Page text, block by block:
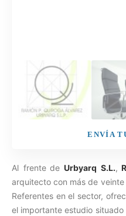
ENVÍA
Al frente de Urbyarq S.L.,
arquitecto con más de
Referentes en el sector,
el importante estudio